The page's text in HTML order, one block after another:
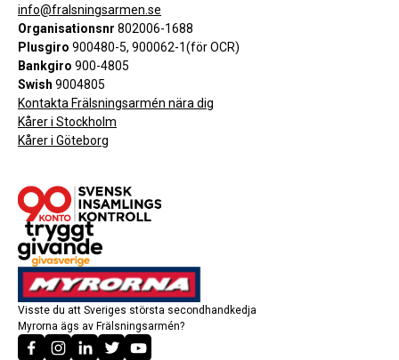
info@fralsningsarmen.se
Organisationsnr 802006-1688
Plusgiro 900480-5, 900062-1(för OCR)
Bankgiro 900-4805
Swish 9004805
Kontakta Frälsningsarmén nära dig
Kårer i Stockholm
Kårer i Göteborg
Visste du att Sveriges största secondhandkedja
Myrorna ägs av Frälsningsarmén?